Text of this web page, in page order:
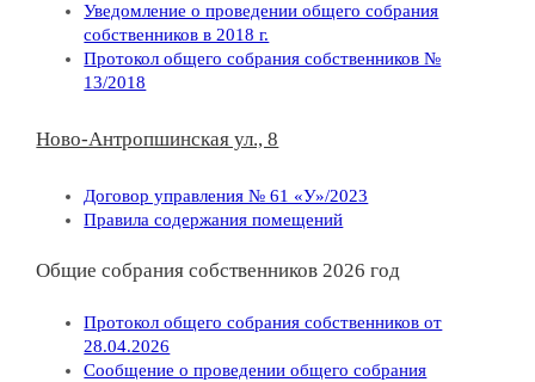
Уведомление о проведении общего собрания
собственников в 2018 г.
Протокол общего собрания собственников №
13/2018
Ново-Антропшинская ул., 8
Договор управления № 61 «У»/2023
Правила содержания помещений
Общие собрания собственников 2026 год
Протокол общего собрания собственников от
28.04.2026
Сообщение о проведении общего собрания